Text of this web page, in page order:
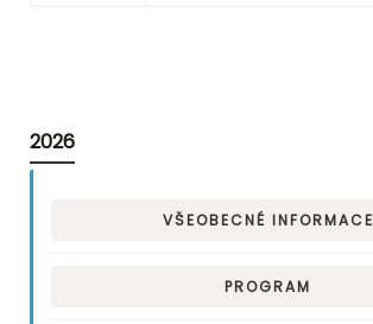
2026
VŠEOBECNÉ INFORMACE
PROGRAM